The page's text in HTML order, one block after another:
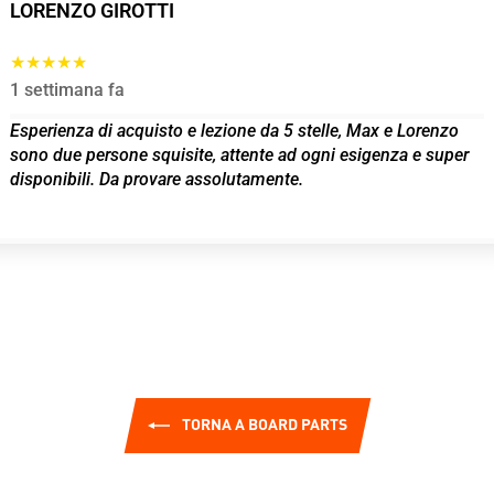
LORENZO GIROTTI
★★★★★
1 settimana fa
Esperienza di acquisto e lezione da 5 stelle, Max e Lorenzo
sono due persone squisite, attente ad ogni esigenza e super
disponibili. Da provare assolutamente.
TORNA A BOARD PARTS